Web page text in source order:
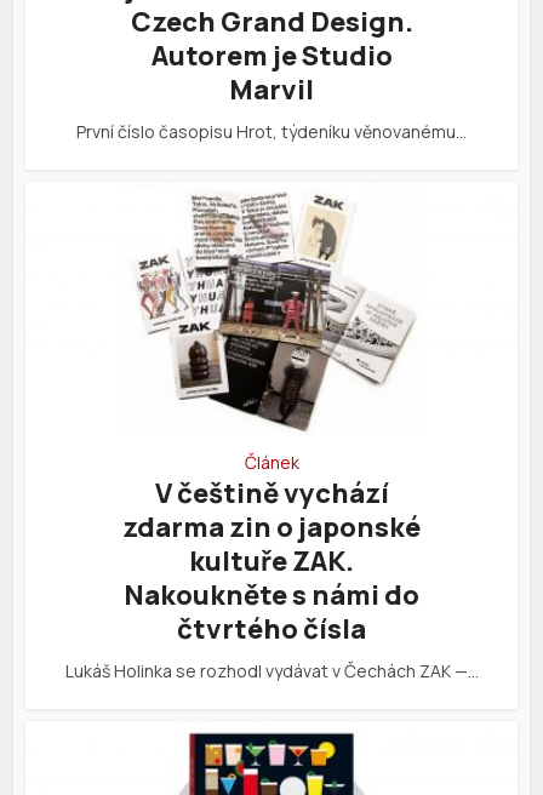
Czech Grand Design.
Autorem je Studio
Marvil
První číslo časopisu Hrot, týdeníku věnovanému…
Článek
V češtině vychází
zdarma zin o japonské
kultuře ZAK.
Nakoukněte s námi do
čtvrtého čísla
Lukáš Holinka se rozhodl vydávat v Čechách ZAK —…